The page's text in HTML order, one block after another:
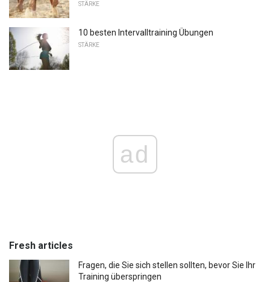
STÄRKE
10 besten Intervalltraining Übungen
STÄRKE
ad
Fresh articles
Fragen, die Sie sich stellen sollten, bevor Sie Ihr
Training überspringen